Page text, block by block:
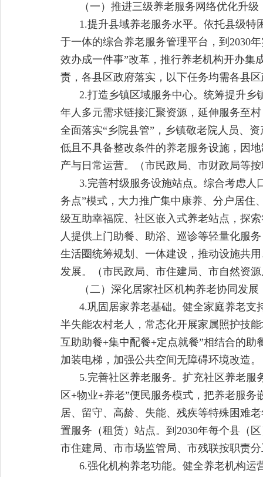
（一）推进三级养老服务网络优化升级
1.提升县域养老服务水平。依托县级
于一体的综合养老服务管理平台，到2030
效办成一件事”改革，推行养老机构开办集
责，各县区政府落实，以下任务均需各县
2.打造乡镇区域服务中心。统筹提升
年人多元需求链接汇聚资源，延伸服务至
全面落实“乡院县管”，乡镇敬老院人员、
低且不具备整改条件的养老服务设施，因
产与日常运营。（市民政局、市财政局等
3.完善村级服务设施站点。综合考虑人
务点”模式，大力推广集中康养、分户居住
级互助幸福院、社区嵌入式养老站点，探
人提供上门助餐、助浴、巡诊等轻量化服
生活圈统筹规划、一体建设，推动设施共
发展。（市民政局、市住建局、市自然资
（二）深化居家社区机构养老协同发展
4.巩固居家养老基础。健全家庭养老
半失能农村老人，常态化开展家属照护技
互助助餐+集中配餐+定点就餐”相结合的
加装电梯，加强公共空间无障碍环境改造
5.完善社区养老服务。扩充社区养老
区+物业+养老”便民服务模式，把养老服
居、留守、高龄、失能、残疾等特殊困难
置服务（租赁）站点。到2030年每个县（
市住建局、市市场监管局、市残联按职责
6.强化机构养老功能。健全养老机构